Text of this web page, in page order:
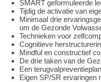
SMART geformuleerde
Tijdig de activatie van
Minimaal drie
om de Gezonde
Technieken voor
Cognitieve
Mindful en constructief
De drie taken van de
Een
Eigen SP/SR ervaringen